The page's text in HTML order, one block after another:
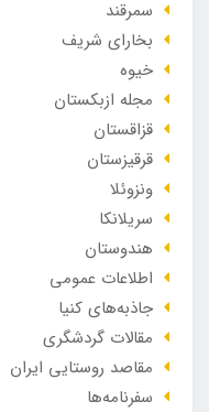
سمرقند
بخارای شریف
خیوه
مجله ازبکستان
قزاقستان
قرقیزستان
ونزوئلا
سریلانکا
هندوستان
اطلاعات عمومی
جاذبه‌های کنیا
مقالات گردشگری
مقاصد روستایی ایران
سفرنامه‌ها